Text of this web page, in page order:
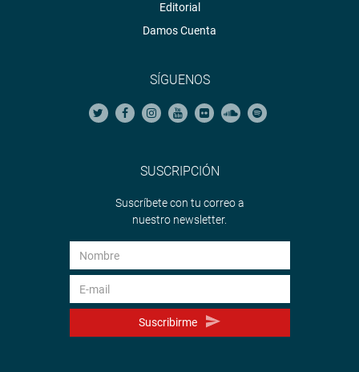
Editorial
Damos Cuenta
SÍGUENOS
SUSCRIPCIÓN
Suscríbete con tu correo a
nuestro newsletter.
Suscribirme